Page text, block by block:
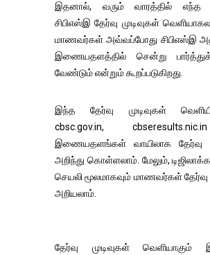
இதனால், வரும் வாரத்தில் எந்த
சிபிஎஸ்இ தேர்வு முடிவுகள்
மாணவர்கள் அவ்வப்போது சிபிஎஸ்இ
இணையதளத்தில் சென்று
வேண்டும் என்றும் கூறப்படுகிறது.
இந்த தேர்வு முடிவுகள்
cbsc.gov.in,
இணையதளங்கள் வாயிலாக தேர்வு
அறிந்து கொள்ளலாம். மேலும்,
செயலி மூலமாகவும் மாணவர்கள் தேர்வு
அறியலாம்.
தேர்வு முடிவுகள்